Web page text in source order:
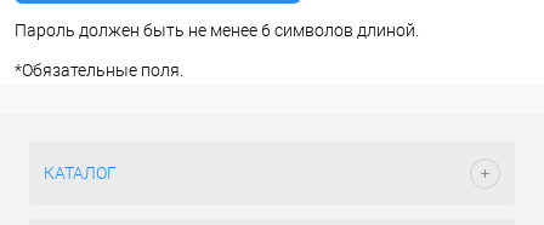
Пароль должен быть не менее 6 символов длиной.
*Обязательные поля.
КАТАЛОГ